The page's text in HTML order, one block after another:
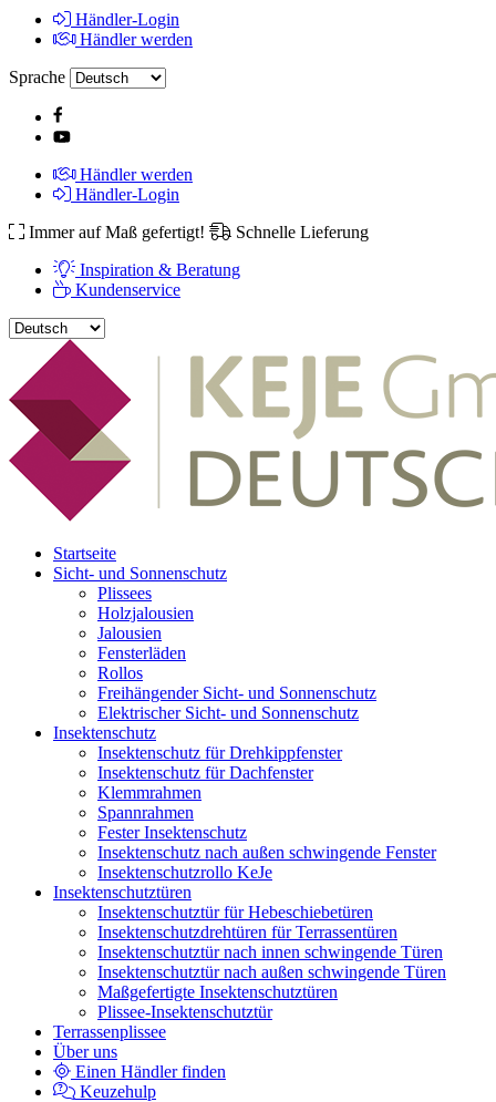
Händler-Login
Händler werden
Sprache
Händler werden
Händler-Login
Immer auf Maß gefertigt!
Schnelle Lieferung
Inspiration & Beratung
Kundenservice
Startseite
Sicht- und Sonnenschutz
Plissees
Holzjalousien
Jalousien
Fensterläden
Rollos
Freihängender Sicht- und Sonnenschutz
Elektrischer Sicht- und Sonnenschutz
Insektenschutz
Insektenschutz für Drehkippfenster
Insektenschutz für Dachfenster
Klemmrahmen
Spannrahmen
Fester Insektenschutz
Insektenschutz nach außen schwingende Fenster
Insektenschutzrollo KeJe
Insektenschutztüren
Insektenschutztür für Hebeschiebetüren
Insektenschutzdrehtüren für Terrassentüren
Insektenschutztür nach innen schwingende Türen
Insektenschutztür nach außen schwingende Türen
Maßgefertigte Insektenschutztüren
Plissee-Insektenschutztür
Terrassenplissee
Über uns
Einen Händler finden
Keuzehulp